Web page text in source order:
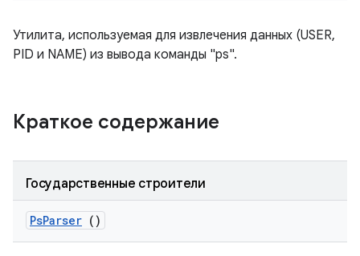
Утилита, используемая для извлечения данных (USER,
PID и NAME) из вывода команды "ps".
Краткое содержание
Государственные строители
PsParser ()